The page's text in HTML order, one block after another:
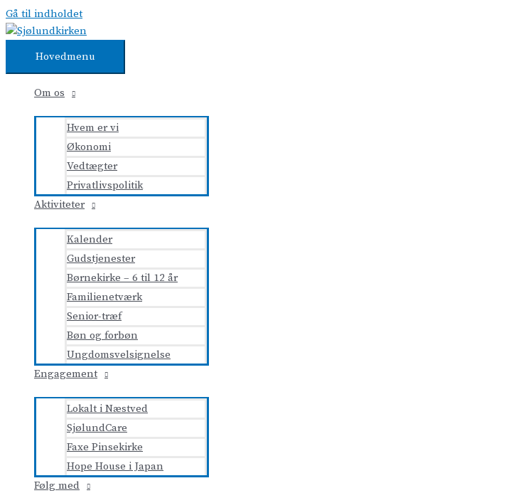
Gå til indholdet
Hovedmenu
Om os
Hvem er vi
Økonomi
Vedtægter
Privatlivspolitik
Aktiviteter
Kalender
Gudstjenester
Børnekirke – 6 til 12 år
Familienetværk
Senior-træf
Bøn og forbøn
Ungdomsvelsignelse
Engagement
Lokalt i Næstved
SjølundCare
Faxe Pinsekirke
Hope House i Japan
Følg med